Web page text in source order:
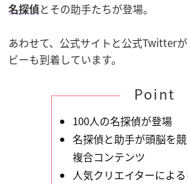
名探偵とその助手たちが登場。
あわせて、公式サイトと公式Twitter
ビーも到着しています。
Point
100人の名探偵が登場
名探偵と助手が頭脳を
複合コンテンツ
人気クリエイターによ